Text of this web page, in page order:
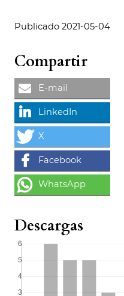
Publicado 2021-05-04
Compartir
Descargas